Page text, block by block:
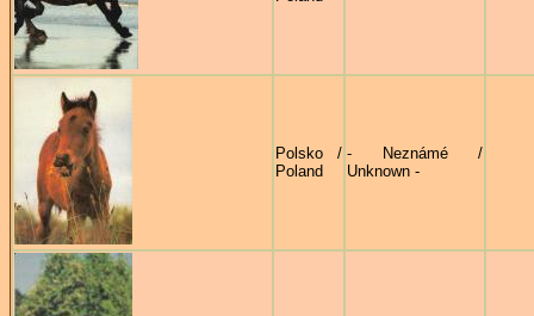
Polsko /
Poland
- Neznámé /
Unknown -